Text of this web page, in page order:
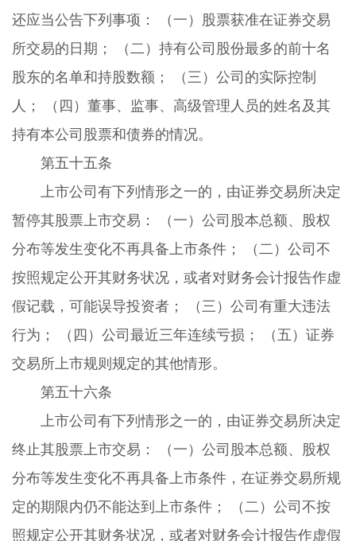
还应当公告下列事项： （一）股票获准在证券交易
所交易的日期； （二）持有公司股份最多的前十名
股东的名单和持股数额； （三）公司的实际控制
人； （四）董事、监事、高级管理人员的姓名及其
持有本公司股票和债券的情况。
第五十五条
上市公司有下列情形之一的，由证券交易所决定
暂停其股票上市交易： （一）公司股本总额、股权
分布等发生变化不再具备上市条件； （二）公司不
按照规定公开其财务状况，或者对财务会计报告作虚
假记载，可能误导投资者； （三）公司有重大违法
行为； （四）公司最近三年连续亏损； （五）证券
交易所上市规则规定的其他情形。
第五十六条
上市公司有下列情形之一的，由证券交易所决定
终止其股票上市交易： （一）公司股本总额、股权
分布等发生变化不再具备上市条件，在证券交易所规
定的期限内仍不能达到上市条件； （二）公司不按
照规定公开其财务状况，或者对财务会计报告作虚假